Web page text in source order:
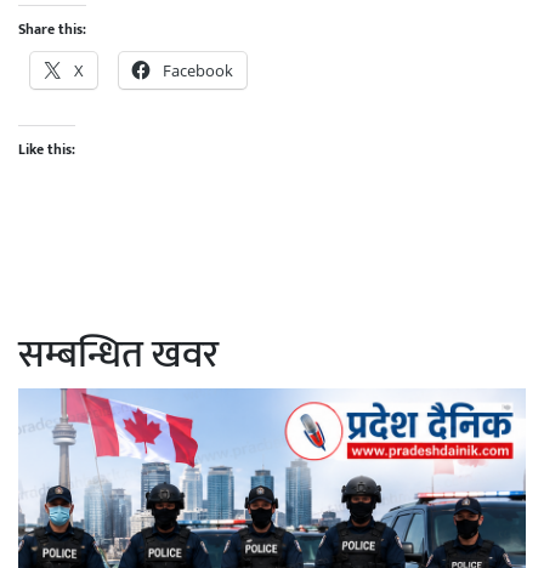
Share this:
X Facebook
Like this:
सम्बन्धित खवर